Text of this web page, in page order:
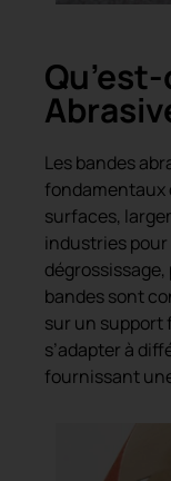
Les bandes
fondamentaux
surfaces,
industries pour
bandes sont
sur un support
s’adapter à
fournissant